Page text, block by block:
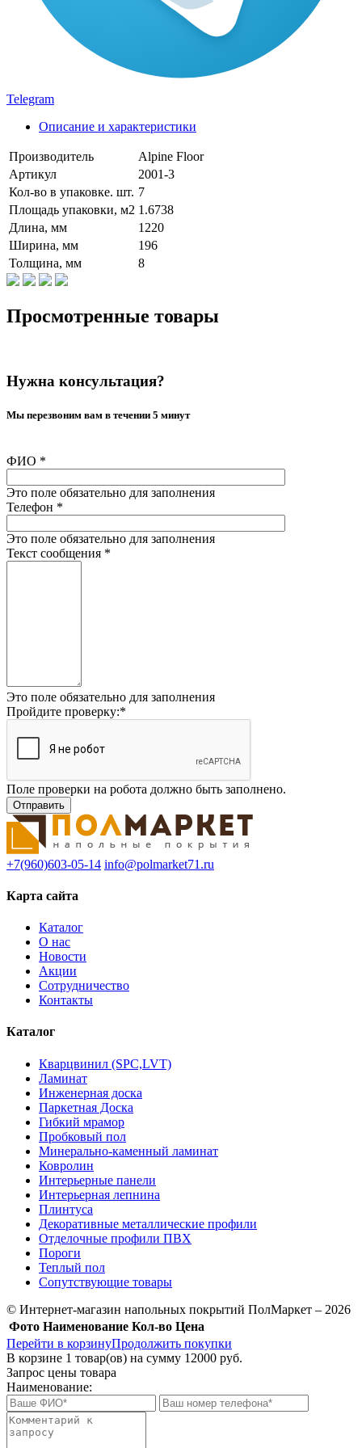
Telegram
Описание и характеристики
Производитель
Alpine Floor
Артикул
2001-3
Кол-во в упаковке. шт. 7
Площадь упаковки, м2 1.6738
Длина, мм
1220
Ширина, мм
196
Толщина, мм
8
Просмотренные товары
Нужна консультация?
Мы перезвоним вам в течении 5 минут
ФИО *
Это поле обязательно для заполнения
Телефон *
Это поле обязательно для заполнения
Текст сообщения *
Это поле обязательно для заполнения
Пройдите проверку:*
Поле проверки на робота должно быть заполнено.
+7(960)603-05-14 info@polmarket71.ru
Карта сайта
Каталог
О нас
Новости
Акции
Сотрудничество
Контакты
Каталог
Кварцвинил (SPC,LVT)
Ламинат
Инженерная доска
Паркетная Доска
Гибкий мрамор
Пробковый пол
Минерально-каменный ламинат
Ковролин
Интерьерные панели
Интерьерная лепнина
Плинтуса
Декоративные металлические профили
Отделочные профили ПВХ
Пороги
Теплый пол
Сопутствующие товары
© Интернет-магазин напольных покрытий ПолМаркет – 2026
Фото Наименование Кол-во Цена
Перейти в корзинуПродолжить покупки
В корзине 1 товар(ов) на сумму 12000 руб.
Запрос цены товара
Наименование: